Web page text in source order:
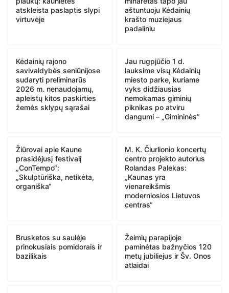
atskleista paslaptis slypi
virtuvėje
aštuntuoju Kėdainių
krašto muziejaus
padaliniu
Kėdainių rajono
savivaldybės seniūnijose
sudaryti preliminarūs
2026 m. nenaudojamų,
apleistų kitos paskirties
žemės sklypų sąrašai
Jau rugpjūčio 1 d.
lauksime visų Kėdainių
miesto parke, kuriame
vyks didžiausias
nemokamas giminių
piknikas po atviru
dangumi – „Gimininės”
Žiūrovai apie Kaune
prasidėjusį festivalį
„ConTempo“:
„Skulptūriška, netikėta,
organiška“
M. K. Čiurlionio koncertų
centro projekto autorius
Rolandas Palekas:
„Kaunas yra
vienareikšmis
moderniosios Lietuvos
centras“
Brusketos su saulėje
prinokusiais pomidorais ir
bazilikais
Žeimių parapijoje
paminėtas bažnyčios 120
metų jubiliejus ir Šv. Onos
atlaidai